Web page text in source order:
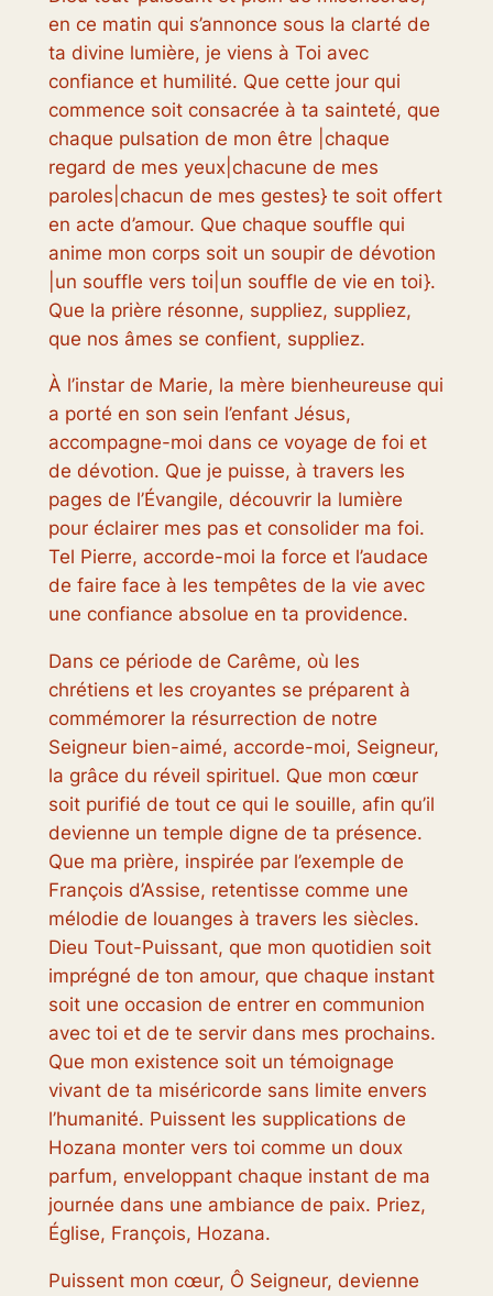
en ce matin qui s’annonce sous la clarté de
ta divine lumière, je viens à Toi avec
confiance et humilité. Que cette jour qui
commence soit consacrée à ta sainteté, que
chaque pulsation de mon être |chaque
regard de mes yeux|chacune de mes
paroles|chacun de mes gestes} te soit offert
en acte d’amour. Que chaque souffle qui
anime mon corps soit un soupir de dévotion
|un souffle vers toi|un souffle de vie en toi}.
Que la prière résonne, suppliez, suppliez,
que nos âmes se confient, suppliez.
À l’instar de Marie, la mère bienheureuse qui
a porté en son sein l’enfant Jésus,
accompagne-moi dans ce voyage de foi et
de dévotion. Que je puisse, à travers les
pages de l’Évangile, découvrir la lumière
pour éclairer mes pas et consolider ma foi.
Tel Pierre, accorde-moi la force et l’audace
de faire face à les tempêtes de la vie avec
une confiance absolue en ta providence.
Dans ce période de Carême, où les
chrétiens et les croyantes se préparent à
commémorer la résurrection de notre
Seigneur bien-aimé, accorde-moi, Seigneur,
la grâce du réveil spirituel. Que mon cœur
soit purifié de tout ce qui le souille, afin qu’il
devienne un temple digne de ta présence.
Que ma prière, inspirée par l’exemple de
François d’Assise, retentisse comme une
mélodie de louanges à travers les siècles.
Dieu Tout-Puissant, que mon quotidien soit
imprégné de ton amour, que chaque instant
soit une occasion de entrer en communion
avec toi et de te servir dans mes prochains.
Que mon existence soit un témoignage
vivant de ta miséricorde sans limite envers
l’humanité. Puissent les supplications de
Hozana monter vers toi comme un doux
parfum, enveloppant chaque instant de ma
journée dans une ambiance de paix. Priez,
Église, François, Hozana.
Puissent mon cœur, Ô Seigneur, devienne